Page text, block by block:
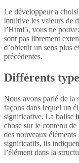
Le développeur a
intuitive les valeurs de
l’Html5, vous ne
sont pas librement
d’obtenir un sens plus
précédentes.
Différents
Nous avons parlé de
façons dans lequel un
significative. La balise
chose sur le contenu
des nouveaux
significatifs, ils
l’élément dans la